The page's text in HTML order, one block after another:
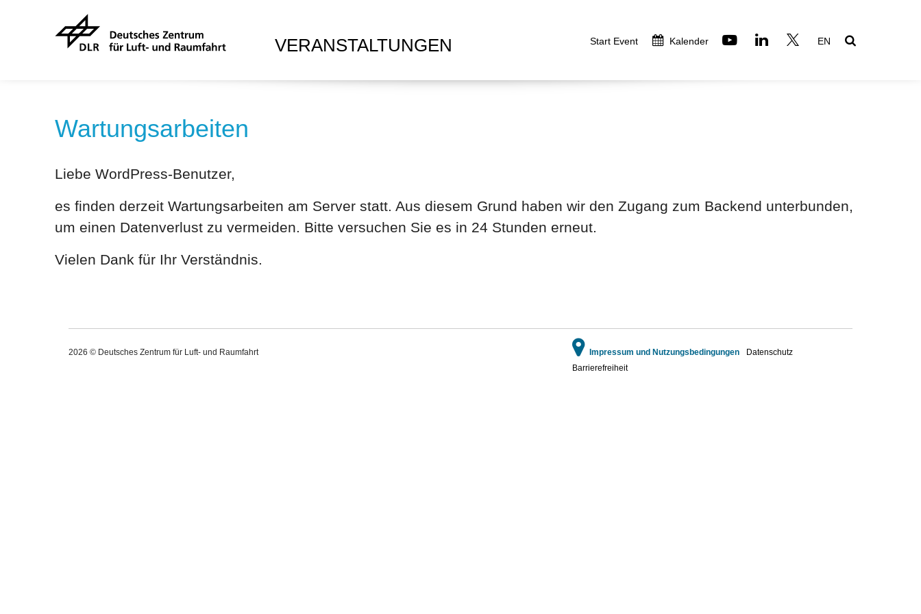
VERANSTALTUNGEN Start Event Kalender EN
Wartungsarbeiten
Liebe WordPress-Benutzer,
es finden derzeit Wartungsarbeiten am Server statt. Aus diesem Grund haben wir den Zugang zum Backend unterbunden,
um einen Datenverlust zu vermeiden. Bitte versuchen Sie es in 24 Stunden erneut.
Vielen Dank für Ihr Verständnis.
2026 © Deutsches Zentrum für Luft- und Raumfahrt Impressum und Nutzungsbedingungen
Datenschutz
Barrierefreiheit